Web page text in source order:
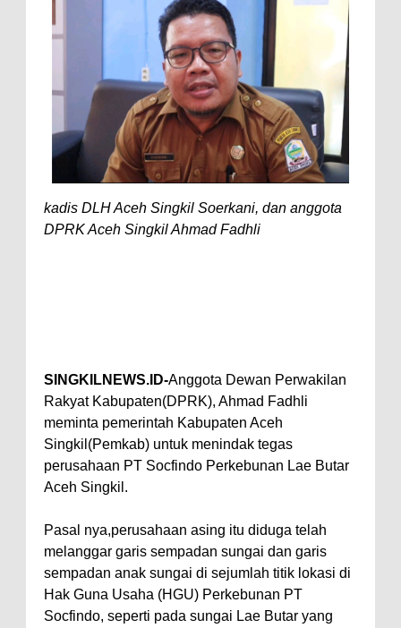
kadis DLH Aceh Singkil Soerkani, dan anggota
DPRK Aceh Singkil Ahmad Fadhli
SINGKILNEWS.ID-Anggota Dewan Perwakilan
Rakyat Kabupaten(DPRK), Ahmad Fadhli
meminta pemerintah Kabupaten Aceh
Singkil(Pemkab) untuk menindak tegas
perusahaan PT Socfindo Perkebunan Lae Butar
Aceh Singkil.
Pasal nya,perusahaan asing itu diduga telah
melanggar garis sempadan sungai dan garis
sempadan anak sungai di sejumlah titik lokasi di
Hak Guna Usaha (HGU) Perkebunan PT
Socfindo, seperti pada sungai Lae Butar yang